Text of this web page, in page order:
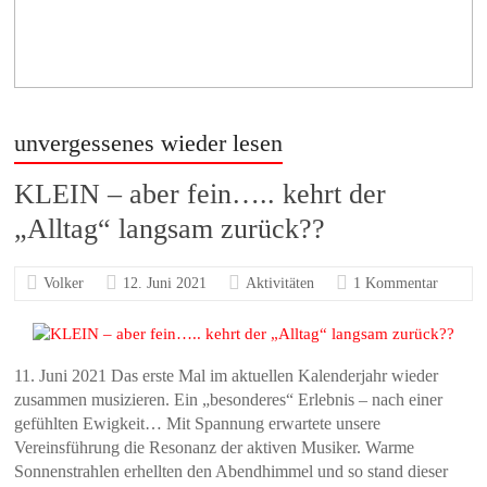
unvergessenes wieder lesen
KLEIN – aber fein….. kehrt der
„Alltag“ langsam zurück??
Volker 12. Juni 2021 Aktivitäten 1 Kommentar
11. Juni 2021 Das erste Mal im aktuellen Kalenderjahr wieder
zusammen musizieren. Ein „besonderes“ Erlebnis – nach einer
gefühlten Ewigkeit… Mit Spannung erwartete unsere
Vereinsführung die Resonanz der aktiven Musiker. Warme
Sonnenstrahlen erhellten den Abendhimmel und so stand dieser